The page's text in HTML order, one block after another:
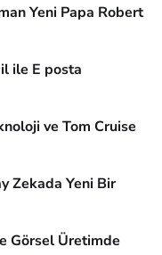
Yeni Papa Robert
ile E posta
ve Tom Cruise
Zekada Yeni Bir
Görsel Üretimde